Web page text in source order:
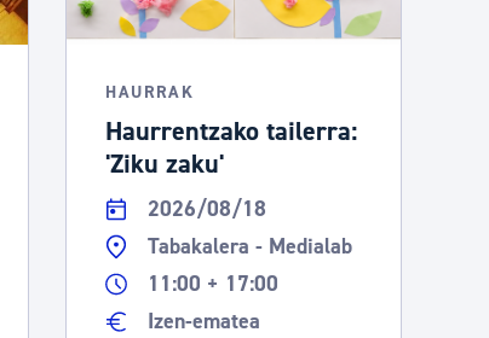
HAURRAK
Haurrentzako tailerra:
'Ziku zaku'
2026/08/18
Tabakalera - Medialab
11:00 + 17:00
Izen-ematea